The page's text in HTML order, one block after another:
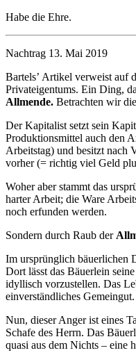
Habe die Ehre.
Nachtrag 13. Mai 2019
Bartelsʼ Artikel verweist auf
Privateigentums. Ein Ding,
Allmende. Betrachten wir
Der Kapitalist setzt sein
Produktionsmittel auch den
Arbeitstag) und besitzt nach
vorher (= richtig viel Geld
Woher aber stammt das
harter Arbeit; die Ware
noch erfunden werden.
Sondern durch Raub der
Im ursprünglich bäuerlichen
Dort lässt das Bäuerlein
idyllisch vorzustellen. Das
einverständliches
Nun, dieser Anger ist eines
Schafe des Herrn. Das
quasi aus dem Nichts – eine